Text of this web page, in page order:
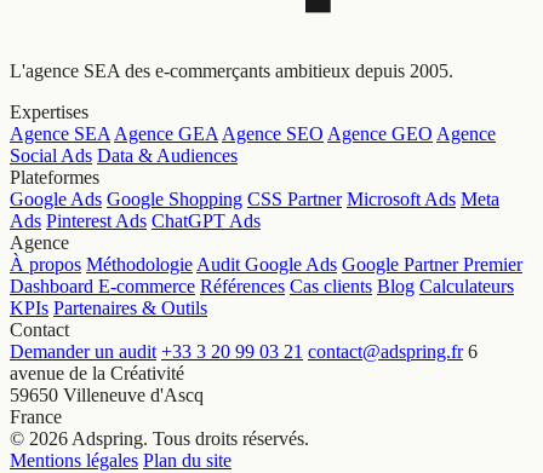
L'agence SEA des e-commerçants ambitieux depuis 2005.
Expertises
Agence SEA Agence GEA Agence SEO Agence GEO Agence
Social Ads Data & Audiences
Plateformes
Google Ads Google Shopping CSS Partner Microsoft Ads Meta
Ads Pinterest Ads ChatGPT Ads
Agence
À propos Méthodologie Audit Google Ads Google Partner Premier
Dashboard E-commerce Références Cas clients Blog Calculateurs
KPIs Partenaires & Outils
Contact
Demander un audit +33 3 20 99 03 21 contact@adspring.fr 6
avenue de la Créativité
59650 Villeneuve d'Ascq
France
© 2026 Adspring. Tous droits réservés.
Mentions légales Plan du site